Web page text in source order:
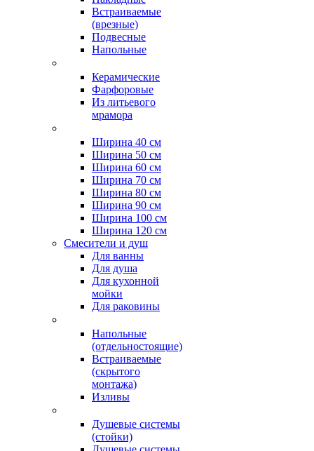
Встраиваемые
(врезные)
Подвесные
Напольные
Керамические
Фарфоровые
Из литьевого
мрамора
Ширина 40 см
Ширина 50 см
Ширина 60 см
Ширина 70 см
Ширина 80 см
Ширина 90 см
Ширина 100 см
Ширина 120 см
Смесители и душ
Для ванны
Для душа
Для кухонной
мойки
Для раковины
Напольные
(отдельностоящие)
Встраиваемые
(скрытого
монтажа)
Изливы
Душевые системы
(стойки)